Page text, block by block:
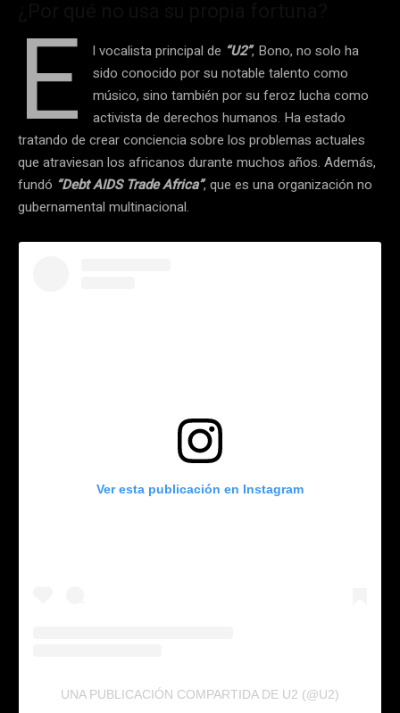
E l vocalista principal de “U2”, Bono, no solo ha
sido conocido por su notable talento como
músico, sino también por su feroz lucha como
activista de derechos humanos. Ha estado
tratando de crear conciencia sobre los problemas actuales
que atraviesan los africanos durante muchos años. Además,
fundó “Debt AIDS Trade Africa”, que es una organización no
gubernamental multinacional.
Ver esta publicación en Instagram
UNA PUBLICACIÓN COMPARTIDA DE U2 (@U2)